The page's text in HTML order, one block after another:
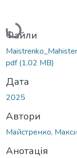
Вантажиться...
Файли
pdf(1,02 MB)
Дата
2025
Автори
Майстренко,
Анотація